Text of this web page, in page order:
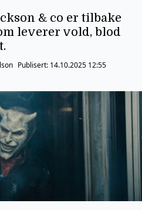
& co er tilbake
leverer vold, blod
Publisert: 14.10.2025 12:55